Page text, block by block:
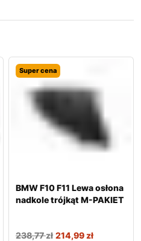
Super cena
BMW F10 F11 Lewa osłona
nadkole trójkąt M-PAKIET
238,77zł 214,99zł